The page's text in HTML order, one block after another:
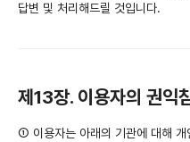
답변 및 처리해드릴 것입니다.
제13장. 이용자의 권익
① 이용자는 아래의 기관에 대해 개